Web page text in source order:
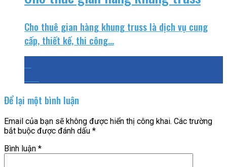
Cho thuê gian hàng khung truss là dịch vụ cung
cấp, thiết kế, thi công...
Để lại một bình luận
Email của bạn sẽ không được hiển thị công khai. Các trường
bắt buộc được đánh dấu *
Bình luận *